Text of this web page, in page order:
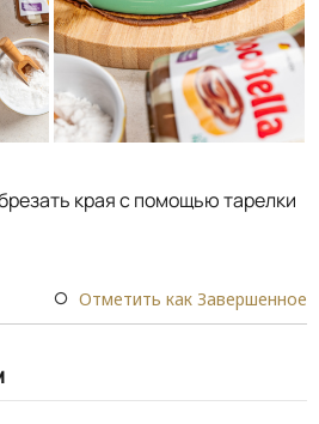
края с помощью тарелки
Отметить как Завершенное